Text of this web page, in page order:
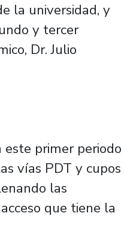
la universidad, y
y tercer
Dr. Julio
este primer periodo
vías PDT y cupos
las
que tiene la